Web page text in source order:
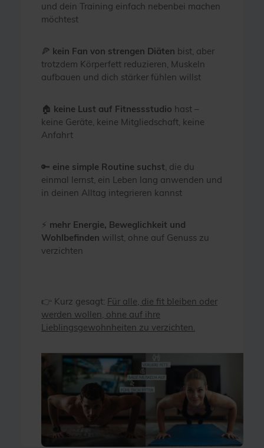
und dein Training einfach nebenbei machen
möchtest
🍕 kein Fan von strengen Diäten bist, aber
trotzdem Körperfett reduzieren, Muskeln
aufbauen und dich stärker fühlen willst
🏠 keine Lust auf Fitnessstudio hast –
keine Geräte, keine Mitgliedschaft, keine
Anfahrt
🔑 eine simple Routine suchst, die du
einmal lernst, ein Leben lang anwenden und
in deinen Alltag integrieren kannst
⚡ mehr Energie, Beweglichkeit und
Wohlbefinden willst, ohne auf Genuss zu
verzichten
👉 Kurz gesagt: Für alle, die fit bleiben oder
werden wollen, ohne auf ihre
Lieblingsgewohnheiten zu verzichten.